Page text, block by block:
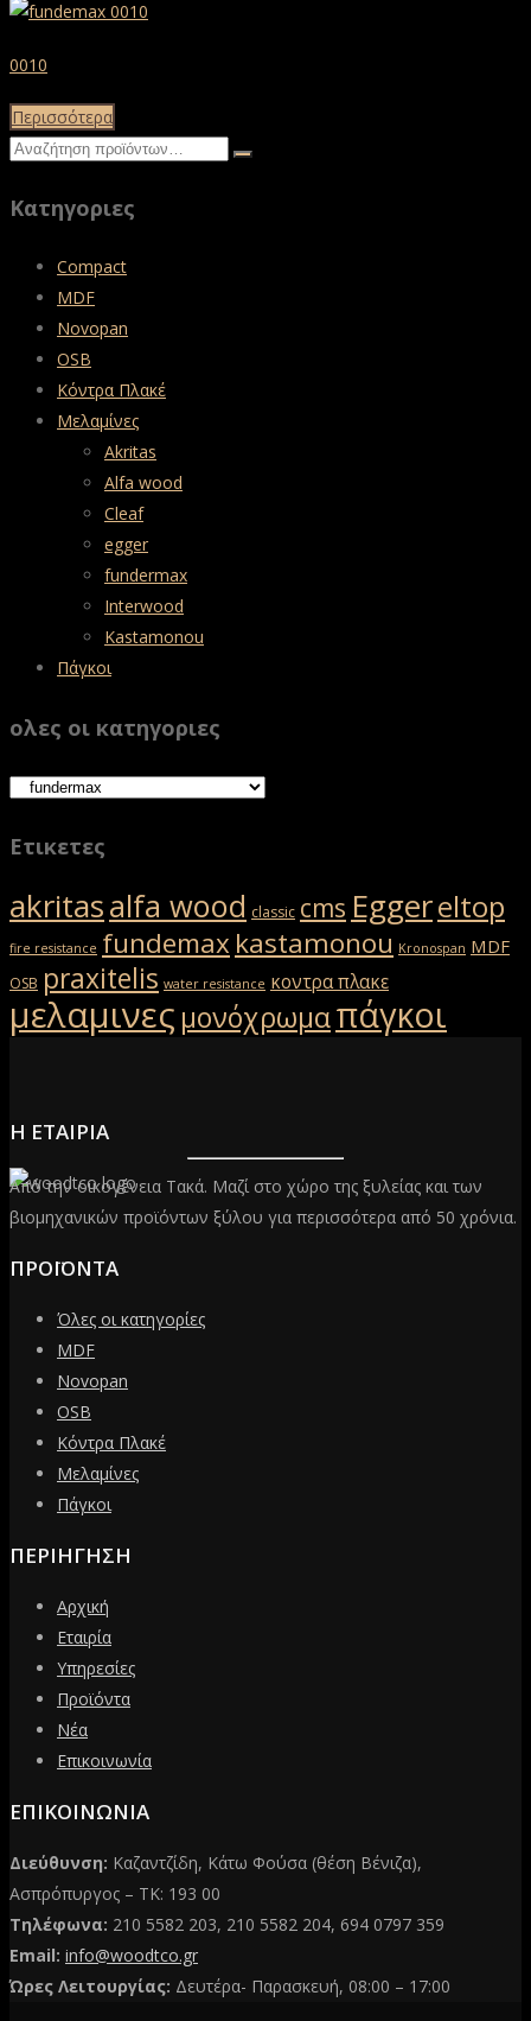
0010
Περισσότερα
Κατηγοριες
Compact
MDF
Novopan
OSB
Κόντρα Πλακέ
Μελαμίνες
Akritas
Alfa wood
Cleaf
egger
fundermax
Interwood
Kastamonou
Πάγκοι
ολες οι κατηγοριες
Ετικετες
akritasalfa wood classic cms Eggereltop
fire resistance fundemax kastamonou Kronospan MDF
OSB praxitelis water resistance κοντρα πλακε
μελαμινες μονόχρωμαπάγκοι
Η ΕΤΑΙΡΙΑ
Από την οικογένεια Τακά. Μαζί στο χώρο της ξυλείας και των
βιομηχανικών προϊόντων ξύλου για περισσότερα από 50 χρόνια.
ΠΡΟΪΟΝΤΑ
Όλες οι κατηγορίες
MDF
Novopan
OSB
Κόντρα Πλακέ
Μελαμίνες
Πάγκοι
ΠΕΡΙΗΓΗΣΗ
Αρχική
Εταιρία
Υπηρεσίες
Προϊόντα
Νέα
Επικοινωνία
ΕΠΙΚΟΙΝΩΝΙΑ
Διεύθυνση: Καζαντζίδη, Κάτω Φούσα (θέση Βένιζα),
Ασπρόπυργος – ΤΚ: 193 00
Τηλέφωνα: 210 5582 203, 210 5582 204, 694 0797 359
Email: info@woodtco.gr
Ώρες Λειτουργίας: Δευτέρα- Παρασκευή, 08:00 – 17:00